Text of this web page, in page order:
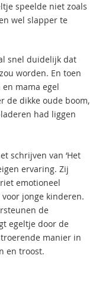
speelde niet zoals
wel slapper te
snel duidelijk dat
worden. En toen
mama egel
de dikke oude boom,
had liggen
schrijven van ‘Het
ervaring. Zij
emotioneel
jonge kinderen.
de
egeltje door de
manier in
en troost.